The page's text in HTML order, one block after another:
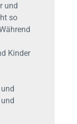
und
so
Kinder